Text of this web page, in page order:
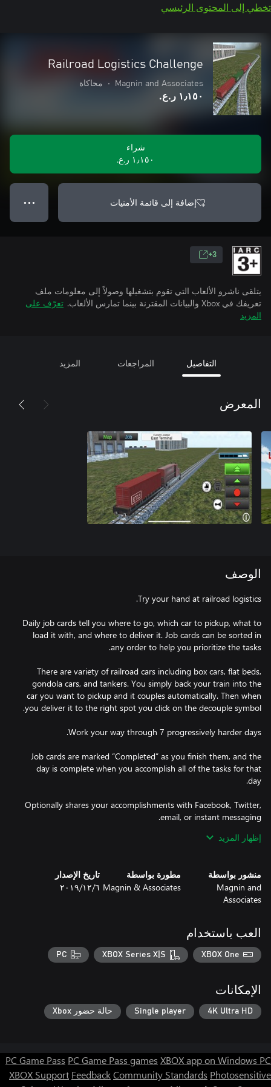
تخطي إلى المحتوى الرئيسي
Railroad Logistics Challenge
Magnin and Associates
• محاكاة
١٫١٥٠ ر.ع.‏
شراء
١٫١٥٠ ر.ع.‏
إضافة إلى قائمة الأمنيات ● ● ●
3+
يتلقى ناشرو الألعاب التي تقوم بتشغيلها وصولاً إلى معلومات ملف
تعريفك في Xbox والبيانات المقترنة بينما تمارس الألعاب.
تعرّف على
المزيد
التفاصيل المراجعات المزيد
المعرض
الوصف
Daily job cards tell you where to go, which car to pickup, what to
load it with, and where to deliver it. Job cards can be sorted in
There are variety of railroad cars including box cars, flat beds,
gondola cars, and tankers. You simply back your train into the
car you want to pickup and it couples automatically. Then when
Job cards are marked “Completed” as you finish them, and the
day is complete when you accomplish all of the tasks for that
Optionally shares your accomplishments with Facebook, Twitter,
Windows 10 UWP (Universal Windows Platform) plays on
إظهار المزيد
منشور بواسطة
Magnin and
Associates
مطورة بواسطة
Magnin & Associates
تاريخ الإصدار
٦‏/١٢‏/٢٠١٩
العب باستخدام
XBOX One
XBOX Series X|S
PC
الإمكانات
4K Ultra HD
Single player حالة حضور Xbox
PC Game Pass PC Game Pass games XBOX app on Windows PC
XBOX Support FeedbackCommunity Standards Photosensitive